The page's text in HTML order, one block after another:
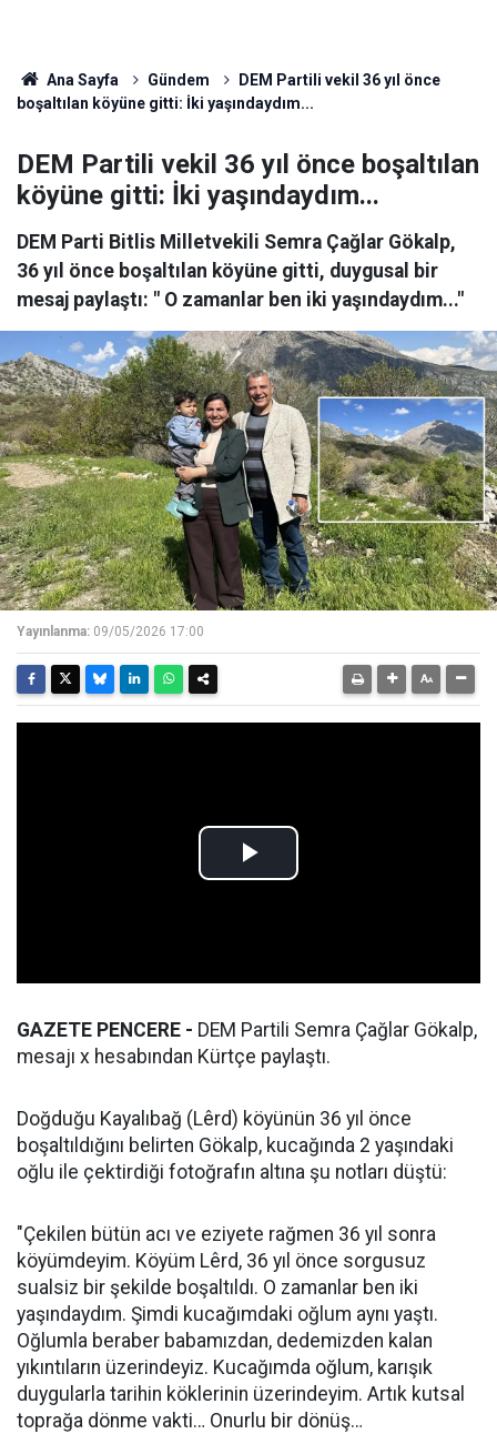
Ana Sayfa Gündem
DEM Partili vekil 36 yıl önce
boşaltılan köyüne gitti: İki yaşındaydım...
DEM Partili vekil 36 yıl önce boşaltılan
köyüne gitti: İki yaşındaydım...
DEM Parti Bitlis Milletvekili Semra Çağlar Gökalp,
36 yıl önce boşaltılan köyüne gitti, duygusal bir
mesaj paylaştı: " O zamanlar ben iki yaşındaydım..."
Yayınlanma: 09/05/2026 17:00
GAZETE PENCERE - DEM Partili Semra Çağlar Gökalp,
mesajı x hesabından Kürtçe paylaştı.
Doğduğu Kayalıbağ (Lêrd) köyünün 36 yıl önce
boşaltıldığını belirten Gökalp, kucağında 2 yaşındaki
oğlu ile çektirdiği fotoğrafın altına şu notları düştü:
"Çekilen bütün acı ve eziyete rağmen 36 yıl sonra
köyümdeyim. Köyüm Lêrd, 36 yıl önce sorgusuz
sualsiz bir şekilde boşaltıldı. O zamanlar ben iki
yaşındaydım. Şimdi kucağımdaki oğlum aynı yaştı.
Oğlumla beraber babamızdan, dedemizden kalan
yıkıntıların üzerindeyiz. Kucağımda oğlum, karışık
duygularla tarihin köklerinin üzerindeyim. Artık kutsal
toprağa dönme vakti… Onurlu bir dönüş…